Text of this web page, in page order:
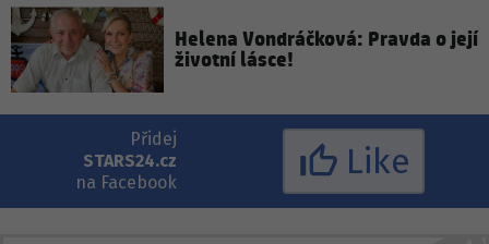
Helena Vondráčková: Pravda o její
životní lásce!
Přidej
STARS24.cz
na Facebook
Like